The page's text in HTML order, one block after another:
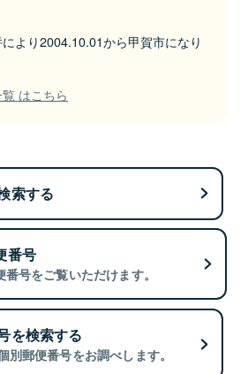
より2004.10.01から甲賀市になり
はこちら
索する
番号
号をご覧いただけます。
を検索する
別郵便番号をお調べします。